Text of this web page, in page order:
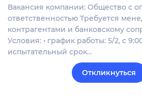
Вакансия компании: Общество с
ответственностью Требуется
контрагентами и банковскому
Условия: • график работы: 5/2, с 9:00
испытательный срок…
Откликнуться